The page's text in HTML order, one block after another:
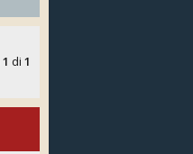
1 di 1